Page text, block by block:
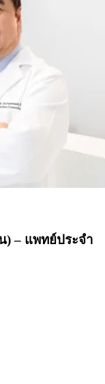
– แพทย์ประจำ